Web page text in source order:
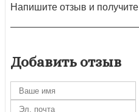
Напишите отзыв и получите
Добавить отзыв